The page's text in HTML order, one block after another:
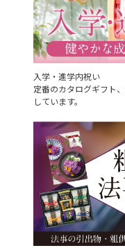
入学・進学内祝い
定番のカタログギフト
しています。